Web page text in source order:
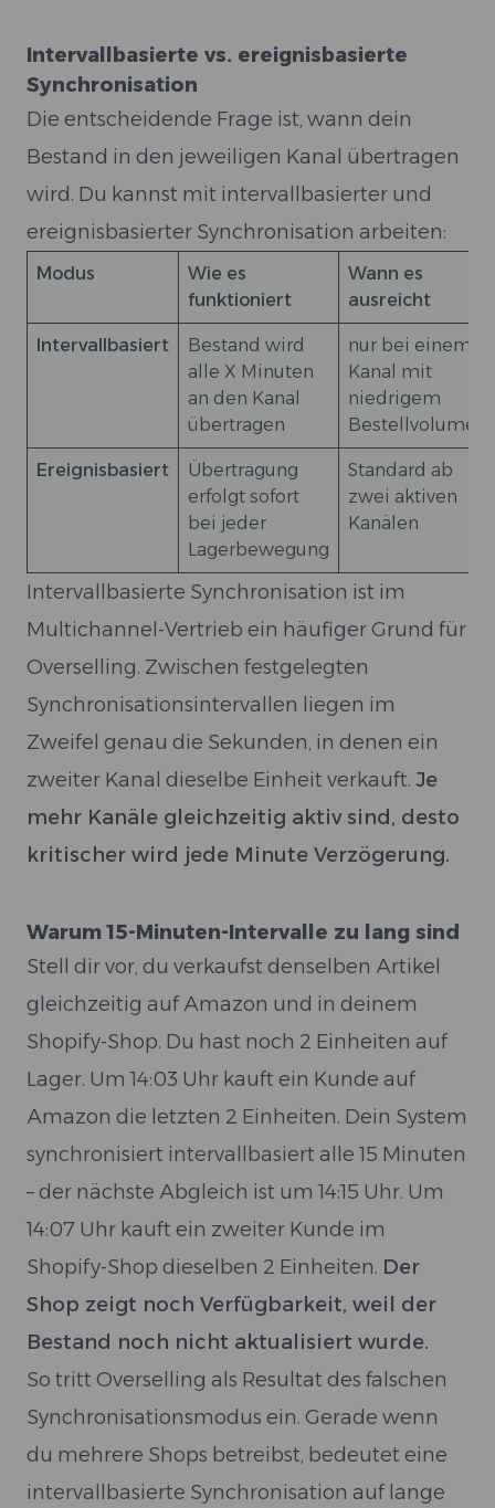
Intervallbasierte vs. ereignisbasierte
Synchronisation
Die entscheidende Frage ist, wann dein
Bestand in den jeweiligen Kanal übertragen
wird. Du kannst mit intervallbasierter und
ereignisbasierter Synchronisation arbeiten:
Modus
Wie es
funktioniert
Wann es
ausreicht
Intervallbasiert
Bestand wird
alle X Minuten
an den Kanal
übertragen
nur bei einem
Kanal mit
niedrigem
Bestellvolumen
Ereignisbasiert
Übertragung
erfolgt sofort
bei jeder
Lagerbewegung
Standard ab
zwei aktiven
Kanälen
Intervallbasierte Synchronisation ist im
Multichannel-Vertrieb ein häufiger Grund für
Overselling. Zwischen festgelegten
Synchronisationsintervallen liegen im
Zweifel genau die Sekunden, in denen ein
zweiter Kanal dieselbe Einheit verkauft. Je
mehr Kanäle gleichzeitig aktiv sind, desto
kritischer wird jede Minute Verzögerung.
Warum 15-Minuten-Intervalle zu lang sind
Stell dir vor, du verkaufst denselben Artikel
gleichzeitig auf Amazon und in deinem
Shopify-Shop. Du hast noch 2 Einheiten auf
Lager. Um 14:03 Uhr kauft ein Kunde auf
Amazon die letzten 2 Einheiten. Dein System
synchronisiert intervallbasiert alle 15 Minuten
– der nächste Abgleich ist um 14:15 Uhr. Um
14:07 Uhr kauft ein zweiter Kunde im
Shopify-Shop dieselben 2 Einheiten. Der
Shop zeigt noch Verfügbarkeit, weil der
Bestand noch nicht aktualisiert wurde.
So tritt Overselling als Resultat des falschen
Synchronisationsmodus ein. Gerade wenn
du mehrere Shops betreibst, bedeutet eine
intervallbasierte Synchronisation auf lange